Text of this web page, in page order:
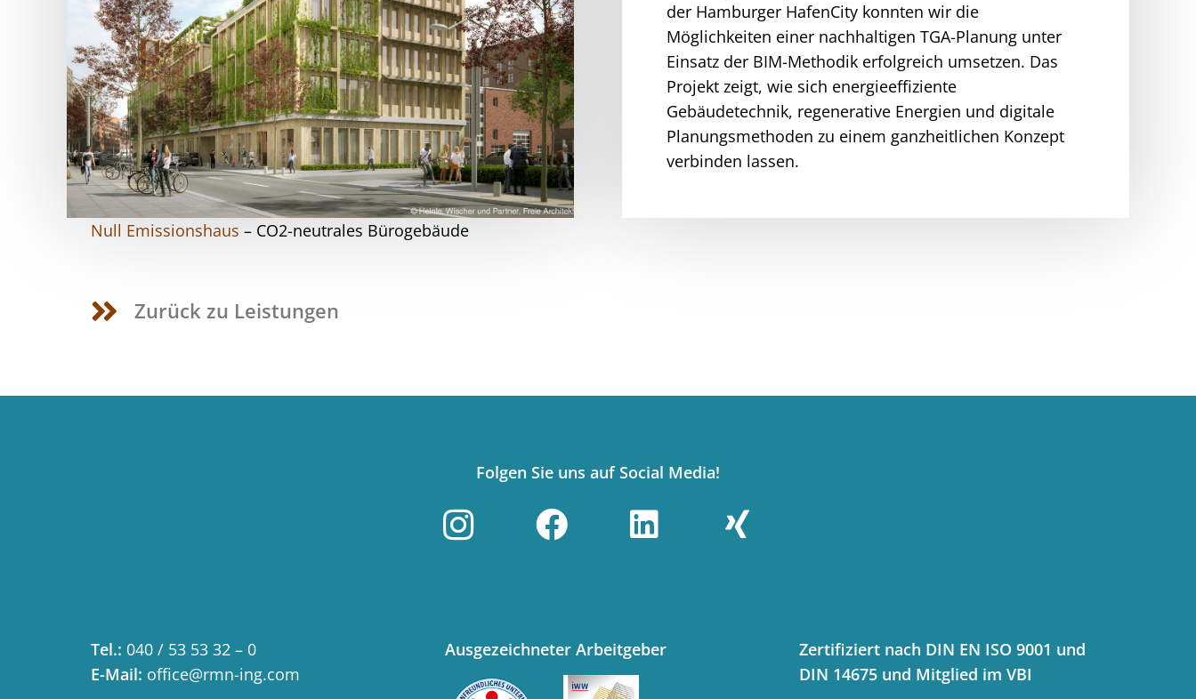
der Hamburger HafenCity konnten wir die
Möglichkeiten einer nachhaltigen TGA-Planung unter
Einsatz der BIM-Methodik erfolgreich umsetzen. Das
Projekt zeigt, wie sich energieeffiziente
Gebäudetechnik, regenerative Energien und digitale
Planungsmethoden zu einem ganzheitlichen Konzept
verbinden lassen.
Null Emissionshaus – CO2-neutrales Bürogebäude
Zurück zu Leistungen
Folgen Sie uns auf Social Media!
Tel.: 040 / 53 53 32 – 0
E-Mail: office@rmn-ing.com
Ausgezeichneter Arbeitgeber
Zertifiziert nach DIN EN ISO 9001 und
DIN 14675 und Mitglied im VBI